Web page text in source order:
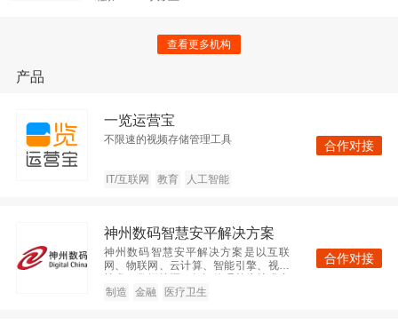
500-1000人
企业IT服务 企业服务
北京 2000人以上
查
广东美云智数科技有限公司
IT/互联网 大数据 查
查看更多机构
产品
一览运营宝
不限速的视频存储管理工具
IT/互联网 教育 人工智能
合作对接
神州数码智慧安平解决方案
神州数码智慧安平解决方案是以互联
网、物联网、云计算、智能引擎、视频
撑，以公安信息化为核心，通过互联
制造 金融 医疗卫生
合作对接